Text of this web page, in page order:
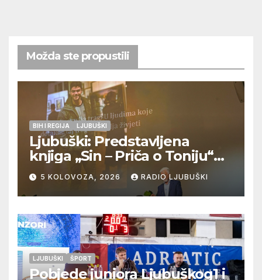
Možda ste propustili
BIH I REGIJA LJUBUŠKI
Ljubuški: Predstavljena
knjiga „Sin – Priča o Toniju“
dr. sc. Zdenka Hercega
5 KOLOVOZA, 2026 RADIO LJUBUŠKI
LJUBUŠKI ŠPORT
Pobjede juniora Ljubuškog1 i